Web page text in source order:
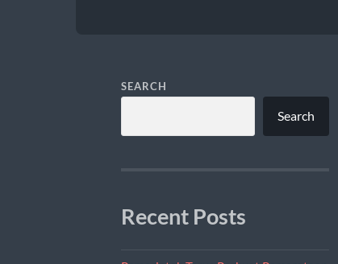
SEARCH
Search
Recent Posts